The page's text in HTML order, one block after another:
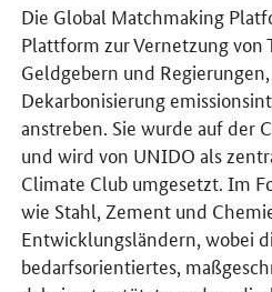
Die Global Matchmaking
Plattform zur Vernetzung von
Geldgebern und
Dekarbonisierung
anstreben. Sie wurde auf der
und wird von UNIDO als
Climate Club umgesetzt. Im
wie Stahl, Zement und
Entwicklungsländern, wobei
bedarfsorientiertes,